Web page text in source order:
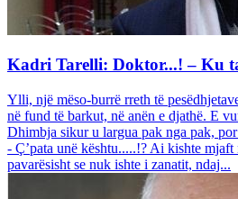
Kadri Tarelli: Doktor...! – Ku
Ylli, një mëso-burrë rreth të
në fund të barkut, në anën e djathë. E
Dhimbja sikur u largua pak nga pak,
- Ç’pata unë kështu.....!? Ai kishte
pavarësisht se nuk ishte i zanatit, ndaj...